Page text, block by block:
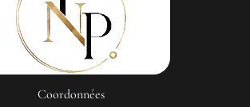
Coordonnées